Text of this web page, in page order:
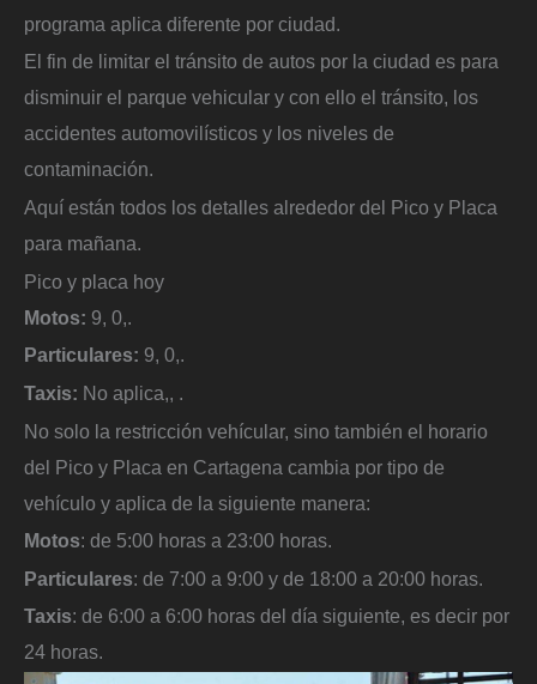
programa aplica diferente por ciudad.
El fin de limitar el tránsito de autos por la ciudad es para
disminuir el parque vehicular y con ello el tránsito, los
accidentes automovilísticos y los niveles de
contaminación.
Aquí están todos los detalles alrededor del Pico y Placa
para mañana.
Pico y placa hoy
Motos: 9, 0,.
Particulares: 9, 0,.
Taxis: No aplica,, .
No solo la restricción vehícular, sino también el horario
del Pico y Placa en Cartagena cambia por tipo de
vehículo y aplica de la siguiente manera:
Motos: de 5:00 horas a 23:00 horas.
Particulares: de 7:00 a 9:00 y de 18:00 a 20:00 horas.
Taxis: de 6:00 a 6:00 horas del día siguiente, es decir por
24 horas.